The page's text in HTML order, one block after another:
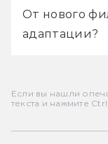
От нового
адаптации?
Если вы нашли
текста и нажмите